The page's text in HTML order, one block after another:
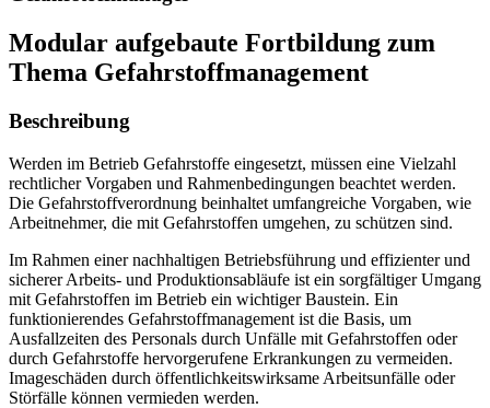
Modular aufgebaute Fortbildung zum
Thema Gefahrstoffmanagement
Beschreibung
Werden im Betrieb Gefahrstoffe eingesetzt, müssen eine Vielzahl
rechtlicher Vorgaben und Rahmenbedingungen beachtet werden.
Die Gefahrstoffverordnung beinhaltet umfangreiche Vorgaben, wie
Arbeitnehmer, die mit Gefahrstoffen umgehen, zu schützen sind.
Im Rahmen einer nachhaltigen Betriebsführung und effizienter und
sicherer Arbeits- und Produktionsabläufe ist ein sorgfältiger Umgang
mit Gefahrstoffen im Betrieb ein wichtiger Baustein. Ein
funktionierendes Gefahrstoffmanagement ist die Basis, um
Ausfallzeiten des Personals durch Unfälle mit Gefahrstoffen oder
durch Gefahrstoffe hervorgerufene Erkrankungen zu vermeiden.
Imageschäden durch öffentlichkeitswirksame Arbeitsunfälle oder
Störfälle können vermieden werden.